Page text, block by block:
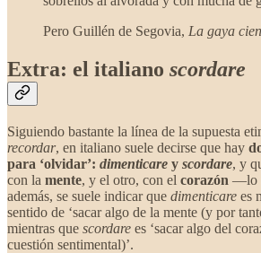
Pero Guillén de Segovia, La gaya
Extra: el italiano scordare
Siguiendo bastante la línea de la supuesta
recordar, en italiano suele decirse que hay
para ‘olvidar’: dimenticare y scordare, y
con la mente, y el otro, con el corazón —lo
además, se suele indicar que dimenticare es
sentido de ‘sacar algo de la mente (y por
mientras que scordare es ‘sacar algo del
cuestión sentimental)’.